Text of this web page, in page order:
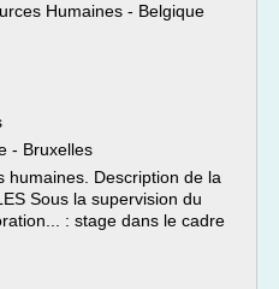
Humaines - Belgique
- Bruxelles
humaines. Description de la
Sous la supervision du
: stage dans le cadre